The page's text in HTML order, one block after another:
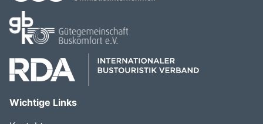
Wichtige Links